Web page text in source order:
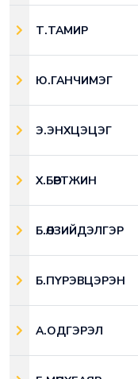
Т.ТАМИР
Ю.ГАНЧИМЭГ
Э.ЭНХЦЭЦЭГ
Х.БӨРТЖИН
Б.ӨЛЗИЙДЭЛГЭР
Б.ПҮРЭВЦЭРЭН
А.ОДГЭРЭЛ